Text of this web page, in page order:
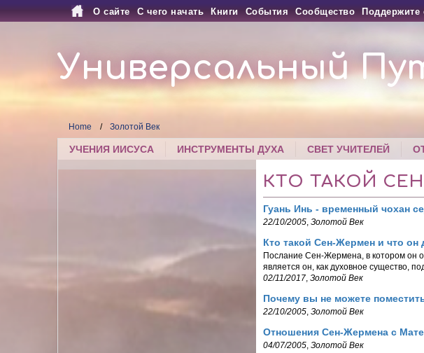
О сайте С чего начать Книги События Сообщество Поддержите
Универсальный
Home Золотой Век
УЧЕНИЯ ИИСУСА ИНСТРУМЕНТЫ ДУХА СВЕТ УЧИТЕЛЕЙ
КТО ТАКОЙ
Гуань Инь - временный чохан
22/10/2005, Золотой Век
Кто такой Сен-Жермен и что
Послание Сен-Жермена, в котором он
является он, как духовное существо,
02/11/2017, Золотой Век
Почему вы не можете
22/10/2005, Золотой Век
Отношения Сен-Жермена с
04/07/2005, Золотой Век